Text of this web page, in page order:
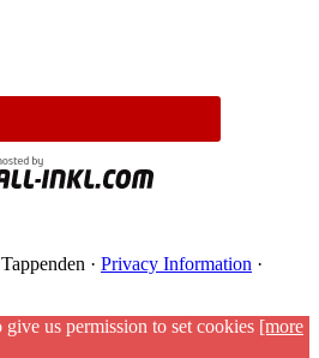
· Privacy Information ·
us permission to set cookies [more